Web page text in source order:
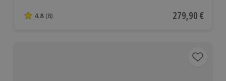
4.8 von 5 Sternen basierend auf 8 Bewertungen
4.8 (8) Aktueller Preis
279,90 €